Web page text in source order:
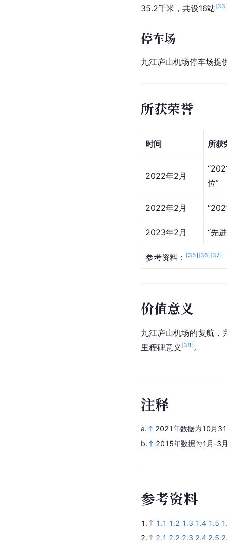
35.2千米，共设16站[33
停车场
九江庐山机场停车场提
所获荣誉
时间 所获
2022年2月
位”
2022年2月
2023年2月 “先
参考资料： [35][36] [37]
价值意义
九江庐山机场的复航，
里程碑意义 [38]。
注释
a.
2021年数据为10月
b.
2015年数据为1月-3
参考资料
1. 1.1 1.2 1.3 1.4 1.5
2.
2.1 2.2 2.3 2.4 2.5